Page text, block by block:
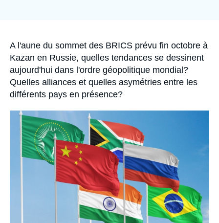
Accroche
A l'aune du sommet des BRICS prévu fin octobre à
Kazan en Russie, quelles tendances se dessinent
aujourd'hui dans l'ordre géopolitique mondial?
Quelles alliances et quelles asymétries entre les
différents pays en présence?
Image
principale
médiatique